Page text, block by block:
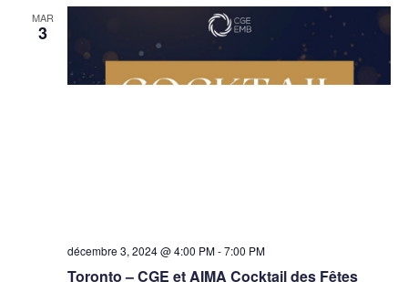
MAR
3
décembre 3, 2024 @ 4:00 PM-7:00 PM
Toronto – CGE et AIMA Cocktail des Fêtes